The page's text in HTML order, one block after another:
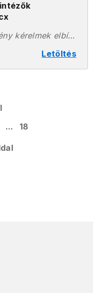
Letöltés
30.A fizetési kedvezmény kérelmek elbírálásával foglalkozó ügyintézők munkájának támogatása.docx
... 18